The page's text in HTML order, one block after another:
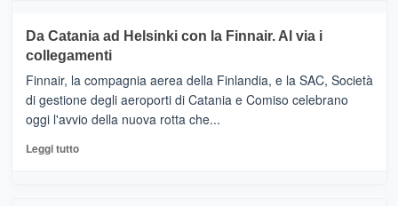
tappe
dell’enoturismo
RANDAZZO
–
Ci
siamo
quasi….
pronti
per
Da Catania ad Helsinki con la Finnair. Al via i
collegamenti
Finnair, la compagnia aerea della Finlandia, e la SAC, Società
di gestione degli aeroporti di Catania e Comiso celebrano
oggi l'avvio della nuova rotta che...
Leggi tuttoLeggi